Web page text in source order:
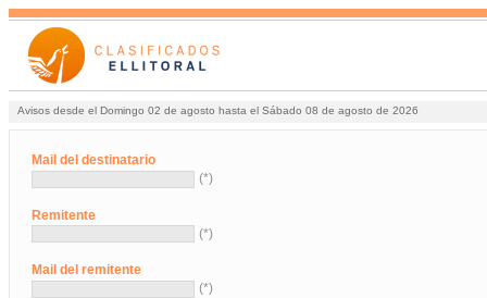
Avisos desde el Domingo 02 de agosto hasta el Sábado 08 de agosto de 2026
Mail del destinatario
(*)
Remitente
(*)
Mail del remitente
(*)